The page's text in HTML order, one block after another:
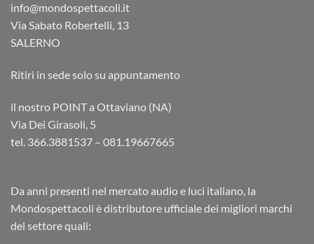
info@mondospettacoli.it
Via Sabato Robertelli, 13
SALERNO
Ritiri in sede solo su appuntamento
il nostro POINT a Ottaviano (NA)
Via Dei Girasoli, 5
tel. 366.3881537 – 081.19667665
Da anni presenti nel mercato audio e luci italiano, la
Mondospettacoli è distributore ufficiale dei migliori marchi
del settore quali: